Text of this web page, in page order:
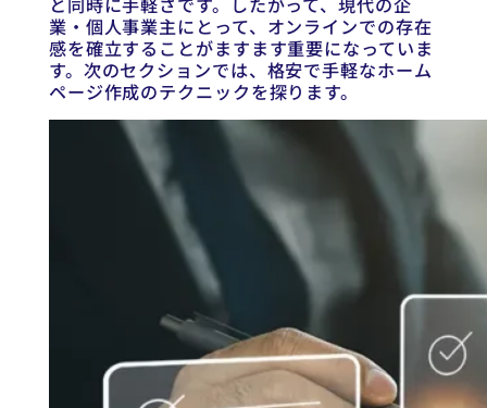
業・個人事業主にとって、オンラインでの存在
感を確立することがますます重要になっていま
す。次のセクションでは、格安で手軽なホーム
ページ作成のテクニックを探ります。